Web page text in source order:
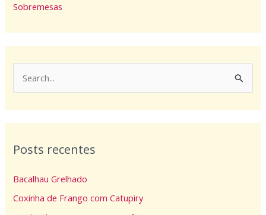
Sobremesas
u
s
a
Posts recentes
Bacalhau Grelhado
Coxinha de Frango com Catupiry